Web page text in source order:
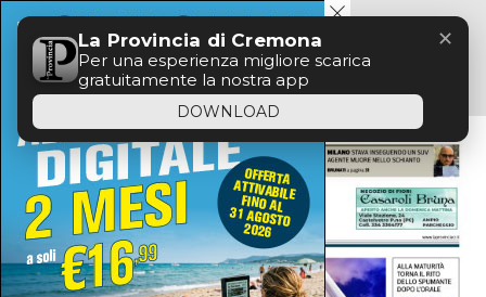
La Provincia di Cremona
Per una esperienza migliore scarica
gratuitamente la nostra app
DOWNLOAD
✕
Menu